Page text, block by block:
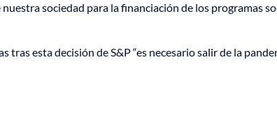
sociedad para la financiación de los programas
esta decisión de S&P “es necesario salir de la